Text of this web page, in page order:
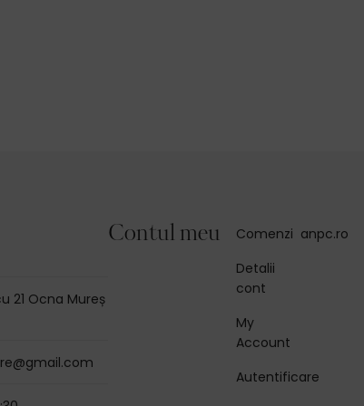
21 Ocna Mureș
Contul meu
Comenzi
Detalii
cont
My
Account
Autentificare
anpc.ro